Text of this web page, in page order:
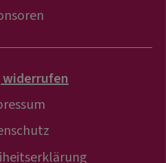
widerrufen